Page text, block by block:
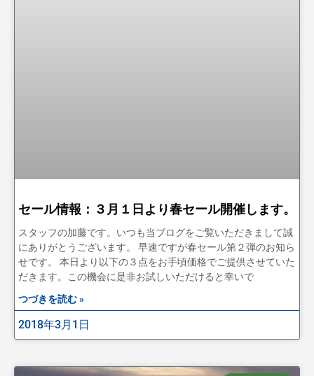
セール情報：３月１日より春セール開催します。
スタッフの加藤です。いつも当ブログをご覧いただきまして誠
にありがとうございます。 早速ですが春セール第２弾のお知ら
せです。 本日より以下の３点をお手頃価格でご提供させていた
だきます。この機会に是非お試しいただけると幸いで
つづきを読む »
2018年3月1日